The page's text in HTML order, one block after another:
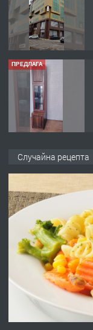
ПРЕДЛАГА
ПРЕДЛАГА
Случайна рецепта